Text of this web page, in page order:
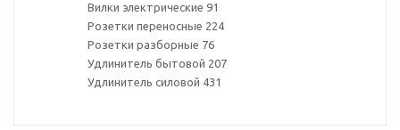
Вилки электрические 91
Розетки переносные 224
Розетки разборные 76
Удлинитель бытовой 207
Удлинитель силовой 431